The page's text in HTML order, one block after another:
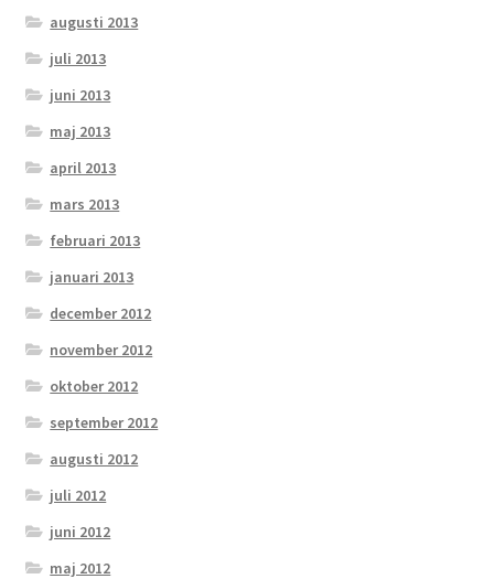
augusti 2013
juli 2013
juni 2013
maj 2013
april 2013
mars 2013
februari 2013
januari 2013
december 2012
november 2012
oktober 2012
september 2012
augusti 2012
juli 2012
juni 2012
maj 2012